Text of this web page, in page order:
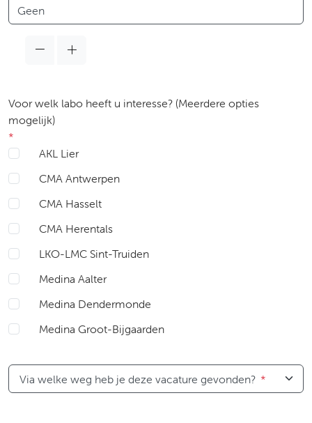
Voor welk labo heeft u interesse? (Meerdere opties
mogelijk)
*
AKL Lier
CMA Antwerpen
CMA Hasselt
CMA Herentals
LKO-LMC Sint-Truiden
Medina Aalter
Medina Dendermonde
Medina Groot-Bijgaarden
Via welke weg heb je deze vacature gevonden? *